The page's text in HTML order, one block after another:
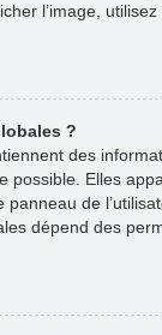
l’image,
?
des
possible. Elles
de
dépend des